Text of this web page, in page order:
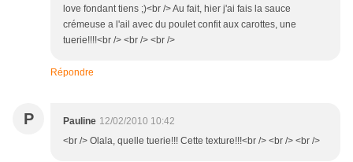
love fondant tiens ;)<br /> Au fait, hier j'ai fais la sauce
crémeuse a l'ail avec du poulet confit aux carottes, une
tuerie!!!!<br /> <br /> <br />
Répondre
P Pauline 12/02/2010 10:42
<br /> Olala, quelle tuerie!!! Cette texture!!!<br /> <br /> <br />